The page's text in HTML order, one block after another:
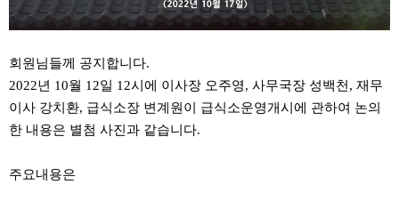
회원님들께 공지합니다.
2022년 10월 12일 12시에 이사장 오주영, 사무국장 성백천, 재무
이사 강치환, 급식소장 변계원이 급식소운영개시에 관하여 논의
한 내용은 별첨 사진과 같습니다.
주요내용은